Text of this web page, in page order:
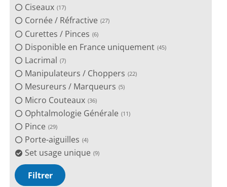
Ciseaux 17
Cornée / Réfractive 27
Curettes / Pinces 6
Disponible en France uniquement 45
Lacrimal 7
Manipulateurs / Choppers 22
Mesureurs / Marqueurs 5
Micro Couteaux 36
Ophtalmologie Générale 11
Pince 29
Porte-aiguilles 4
Set usage unique 9
Filtrer